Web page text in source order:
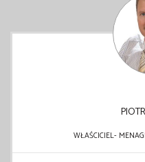
PIOTR
WŁAŚCICIEL-